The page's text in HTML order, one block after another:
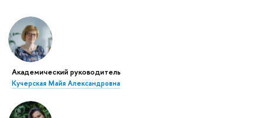
Академический руководитель
Кучерская Майя Александровна